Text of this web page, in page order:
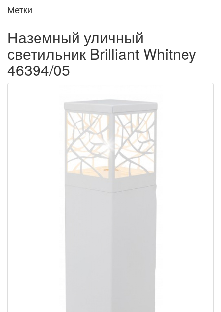
Метки
Наземный уличный
светильник Brilliant Whitney
46394/05